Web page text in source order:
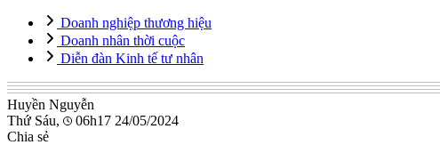
Doanh nghiệp thương hiệu
Doanh nhân thời cuộc
Diễn đàn Kinh tế tư nhân
Huyền Nguyễn
Thứ Sáu,
06h17 24/05/2024
Chia sẻ